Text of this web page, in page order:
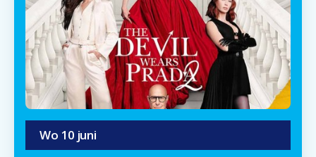
Wo 10 juni